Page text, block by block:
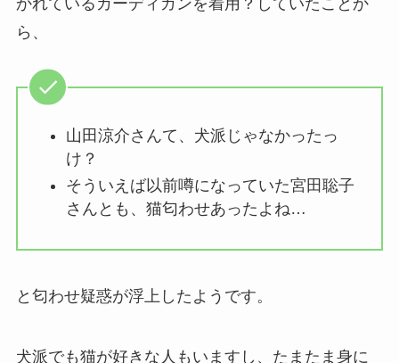
ら、
山田涼介さんて、犬派じゃなかったっ
け？
そういえば以前噂になっていた宮田聡子
さんとも、猫匂わせあったよね…
と匂わせ疑惑が浮上したようです。
犬派でも猫が好きな人もいますし、たまたま身に